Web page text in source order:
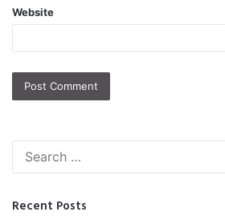
Website
Recent Posts